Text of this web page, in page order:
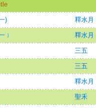
) 釋水月
﹞ 釋水月
三五
三五
釋水月
聖禾